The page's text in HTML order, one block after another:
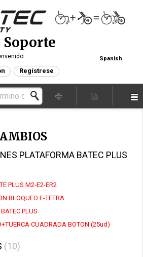
Soporte
Spanish
Regístrese
PLATAFORMA BATEC PLUS
PLUS M2-E2-ER2
BLOQUEO E-TETRA
PLUS
CUADRADA BOTON (25ud)
10